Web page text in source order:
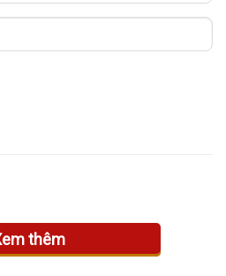
thêm